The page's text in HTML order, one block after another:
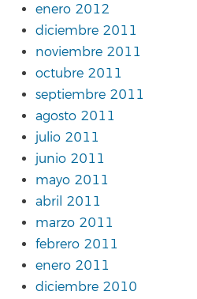
enero 2012
diciembre 2011
noviembre 2011
octubre 2011
septiembre 2011
agosto 2011
julio 2011
junio 2011
mayo 2011
abril 2011
marzo 2011
febrero 2011
enero 2011
diciembre 2010